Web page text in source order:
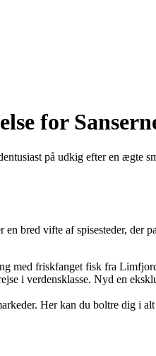
for
på udkig efter en ægte
bred vifte af spisesteder, der
med friskfanget fisk fra
i verdensklasse. Nyd en
Her kan du boltre dig i